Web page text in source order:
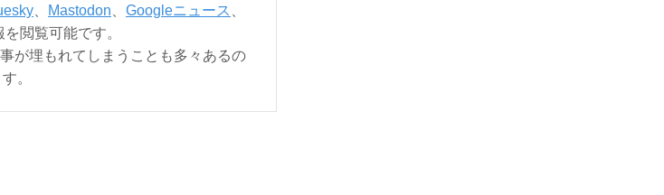
Mastodon Googleニュース
閲覧可能です。
が埋もれてしまうことも多々あるの
。